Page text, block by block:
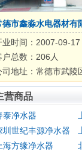
德市鑫淼水电器材有
业时间：2007-09-17
户总数：206人
司地址：常德市武陵
营商品
泰净水器
圳世纪丰源净水器
海方缘净水器